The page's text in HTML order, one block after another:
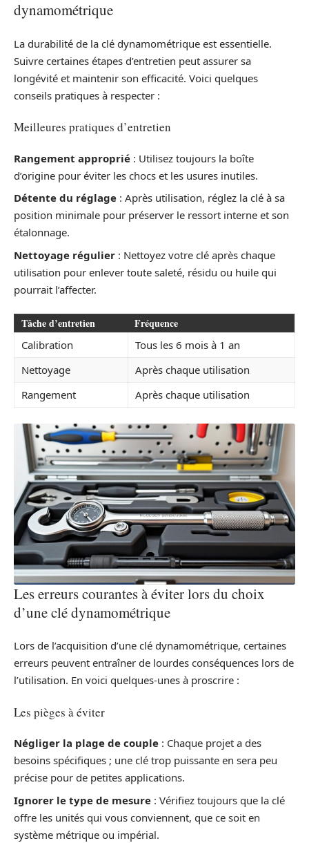
dynamométrique
La durabilité de la clé dynamométrique est essentielle.
Suivre certaines étapes d’entretien peut assurer sa
longévité et maintenir son efficacité. Voici quelques
conseils pratiques à respecter :
Meilleures pratiques d’entretien
Rangement approprié : Utilisez toujours la boîte
d’origine pour éviter les chocs et les usures inutiles.
Détente du réglage : Après utilisation, réglez la clé à sa
position minimale pour préserver le ressort interne et son
étalonnage.
Nettoyage régulier : Nettoyez votre clé après chaque
utilisation pour enlever toute saleté, résidu ou huile qui
pourrait l’affecter.
Tâche d’entretien Fréquence
Calibration
Tous les 6 mois à 1 an
Nettoyage
Après chaque utilisation
Rangement
Après chaque utilisation
Les erreurs courantes à éviter lors du choix
d’une clé dynamométrique
Lors de l’acquisition d’une clé dynamométrique, certaines
erreurs peuvent entraîner de lourdes conséquences lors de
l’utilisation. En voici quelques-unes à proscrire :
Les pièges à éviter
Négliger la plage de couple : Chaque projet a des
besoins spécifiques ; une clé trop puissante en sera peu
précise pour de petites applications.
Ignorer le type de mesure : Vérifiez toujours que la clé
offre les unités qui vous conviennent, que ce soit en
système métrique ou impérial.